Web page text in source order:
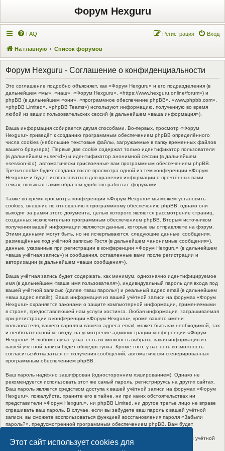
Этот сайт использует cookies для
Форум Hexguru
FAQ Вход
Регистрация
На главную Список форумов
Форум Hexguru - Соглашение о конфиденциальности
Это соглашение подробно объясняет, как «Форум Hexguru» и его подразделения (в
дальнейшем «мы», «наш», «Форум Hexguru», «https://www.hexguru.online/forum») и
phpBB (в дальнейшем «они», «программное обеспечение phpBB», «www.phpbb.com»,
«phpBB Limited», «phpBB Teams») используют информацию, полученную во время
любой из ваших пользовательских сессий (в дальнейшем «ваша информация»).
Ваша информация собирается двумя способами. Во-первых, просмотр «Форум
Hexguru» приведёт к созданию программным обеспечением phpBB определённого
числа cookies (небольшие текстовые файлы, загружаемые в папку временных файлов
вашего браузера). Первые две cookie содержат только идентификатор пользователя
(в дальнейшем «user-id») и идентификатор анонимной сессии (в дальнейшем
«session-id»), автоматически присвоенные вам программным обеспечением phpBB.
Третья cookie будет создана после просмотра одной из тем конференции «Форум
Hexguru» и будет использоваться для хранения информации о прочтённых вами
темах, повышая таким образом удобство работы с форумами.
Также во время просмотра конференции «Форум Hexguru» мы можем установить
cookies, внешние по отношению к программному обеспечению phpBB, однако они
выходят за рамки этого документа, целью которого является рассмотрение страниц,
созданных исключительно программным обеспечением phpBB. Вторым источником
получения вашей информации являются данные, которые вы отправляете на форум.
Этими данными могут быть, но не исчерпываются, следующие данные: сообщения,
размещённые под учётной записью Гостя (в дальнейшем «анонимные сообщения»),
данные, указанные при регистрации в конференции «Форум Hexguru» (в дальнейшем
«ваша учётная запись») и сообщения, оставленные вами после регистрации и
авторизации (в дальнейшем «ваши сообщения»).
Ваша учётная запись будет содержать, как минимум, однозначно идентифицируемое
имя (в дальнейшем «ваше имя пользователя»), индивидуальный пароль для входа под
вашей учётной записью (далее «ваш пароль») и реальный адрес email (в дальнейшем
«ваш адрес email»). Ваша информация из вашей учётной записи на форумах «Форум
Hexguru» охраняется законами о защите компьютерной информации, применяемыми
в стране, предоставляющей нам услуги хостинга. Любая информация, запрашиваемая
при регистрации в конференции «Форум Hexguru», кроме вашего имени
пользователя, вашего пароля и вашего адреса email, может быть как необходимой, так
и необязательной ко вводу, на усмотрение администрации конференции «Форум
Hexguru». В любом случае у вас есть возможность выбрать, какая информация из
вашей учётной записи будет общедоступна. Кроме того, у вас есть возможность
согласиться/отказаться от получения сообщений, автоматически сгенерированных
программным обеспечением phpBB.
Ваш пароль надёжно зашифрован (односторонним хэшированием). Однако не
рекомендуется использовать этот же самый пароль, регистрируясь на других сайтах.
Ваш пароль является средством доступа к вашей учётной записи на форумах «Форум
Hexguru», пожалуйста, храните его в тайне, ни при каких обстоятельствах ни
представители «Форум Hexguru», ни phpBB Limited, ни другое третье лицо не вправе
спрашивать ваш пароль. В случае, если вы забудете ваш пароль к вашей учётной
записи, вы сможете воспользоваться функцией восстановления пароля «Забыли
пароль?», предусмотренной программным обеспечением phpBB. Вам будет
программное обеспечение phpBB сгенерирует вам новый пароль для вашей учётной
записи.